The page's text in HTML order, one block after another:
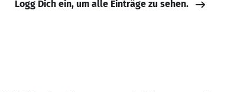
Logg Dich ein, um alle Einträge zu sehen.